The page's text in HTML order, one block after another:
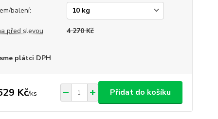
balení:
před slevou 4 270 Kč
plátci DPH
Kč/ks Přidat do košíku